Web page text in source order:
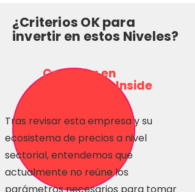
¿Criterios OK para
invertir en estos Niveles?
Consulta en
Inversionas Inside
Tras revisar esta empresa y su
ecosistema de precios a nivel
sectorial, entendemos que
actualmente no reúne los